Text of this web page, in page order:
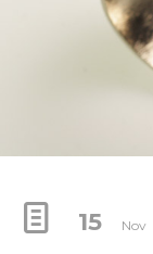
15 Nov